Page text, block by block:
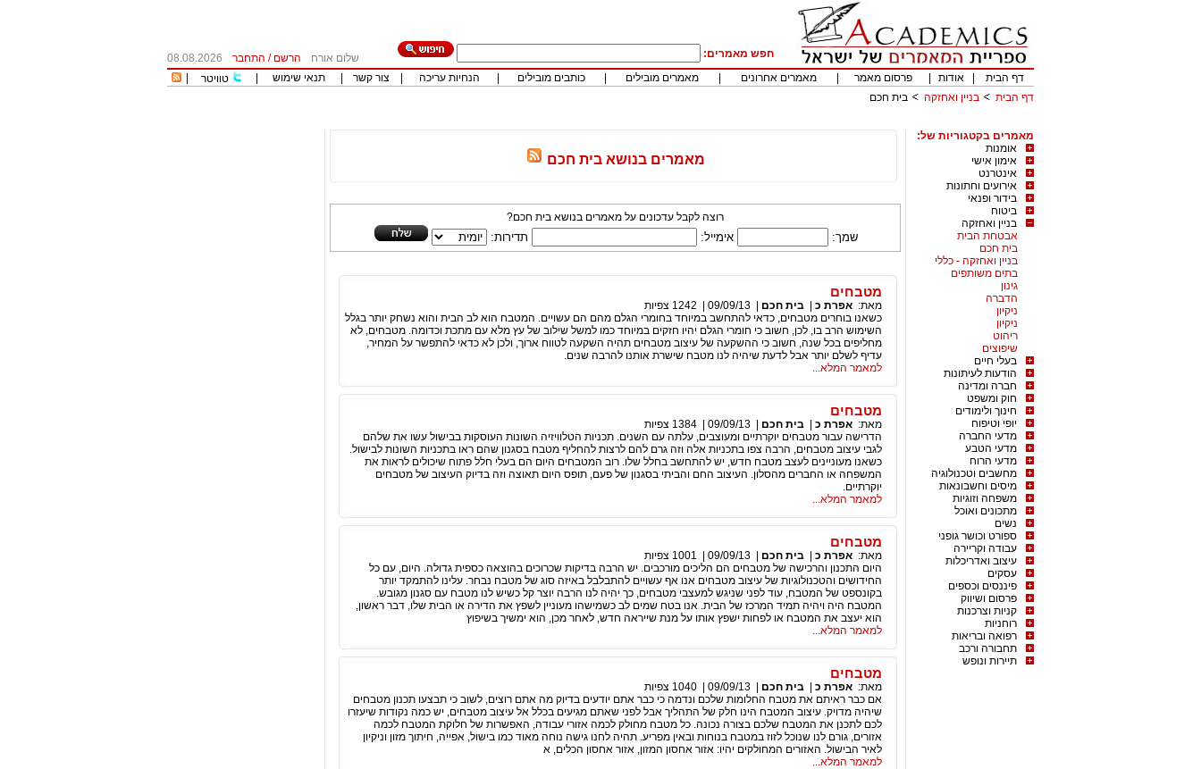
חפש מאמרים: שלום אורח הרשם / התחבר
08.08.2026
דף הבית
אודות פרסום מאמר מאמרים אחרונים מאמרים מובילים כותבים מובילים הנחיות עריכה צור קשר תנאי שימוש טוויטר
דף הבית
בניין ואחזקה בית חכם
מאמרים בקטגוריות של:
אומנות
אימון אישי
אינטרנט
אירועים וחתונות
בידור ופנאי
ביטוח
בניין ואחזקה
אבטחת הבית
בית חכם
בניין ואחזקה - כללי
בתים משותפים
גינון
הדברה
ניקיון
ניקיון
ריהוט
שיפוצים
בעלי חיים
הודעות לעיתונות
חברה ומדינה
חוק ומשפט
חינוך ולימודים
יופי וטיפוח
מדעי החברה
מדעי הטבע
מדעי הרוח
מחשבים וטכנולוגיה
מיסים וחשבונאות
משפחה וזוגיות
מתכונים ואוכל
נשים
ספורט וכושר גופני
עבודה וקריירה
עיצוב ואדריכלות
עסקים
פיננסים וכספים
פרסום ושיווק
קניות וצרכנות
רוחניות
רפואה ובריאות
תחבורה ורכב
תיירות ונופש
מאמרים בנושא בית חכם
רוצה לקבל עדכונים על מאמרים בנושא בית חכם?
שמך: אימייל: תדירות:
מטבחים
מאת: אפרת כ בית חכם 09/09/13
1242 צפיות
כשאנו בוחרים מטבחים, כדאי להתחשב במיוחד בחומרי הגלם מהם הם עשויים. המטבח הוא לב הבית והוא נשחק יותר בגלל
השימוש הרב בו, לכן, חשוב כי חומרי הגלם יהיו חזקים במיוחד כמו למשל שילוב של עץ מלא עם מתכת וכדומה. מטבחים, לא
מחליפים בכל שנה, חשוב כי ההשקעה של עיצוב מטבחים תהיה השקעה לטווח ארוך, ולכן לא כדאי להתפשר על המחיר,
עדיף לשלם יותר אבל לדעת שיהיה לנו מטבח שישרת אותנו להרבה שנים.
למאמר המלא...
מטבחים
מאת: אפרת כ בית חכם 09/09/13
1384 צפיות
הדרישה עבור מטבחים יוקרתיים ומעוצבים, עלתה עם השנים. תכניות הטלוויזיה השונות העוסקות בבישול עשו את שלהם
לגבי עיצוב מטבחים, הרבה צפו בתכניות אלה וזה גרם להם לרצות להחליף מטבח בסגנון שהם ראו בתכניות השונות לבישול.
כשאנו מעוניינים לעצב מטבח חדש, יש להתחשב בחלל שלו. רוב המטבחים היום הם בעלי חלל פתוח שיכולים לראות את
המשפחה או החברים מהסלון. העיצוב החם והביתי בסגנון של פעם, תופס היום תאוצה וזה בדיוק העיצוב של מטבחים
יוקרתיים.
למאמר המלא...
מטבחים
מאת: אפרת כ בית חכם 09/09/13
1001 צפיות
היום התכנון והרכישה של מטבחים הם הליכים מורכבים. יש הרבה בדיקות שכרוכים בהוצאה כספית גדולה. היום, עם כל
החידושים והטכנולוגיות של עיצוב מטבחים אנו אף עשויים להתבלבל באיזה סוג של מטבח נבחר. עלינו להתמקד יותר
בקונספט של המטבח, עוד לפני שניגש למעצבי מטבחים, כך יהיה לנו הרבה יוצר קל כשיש לנו מטבח עם סגנון מגובש.
המטבח היה ויהיה תמיד המרכז של הבית. אנו בטח שמים לב כשמישהו מעוניין לשפץ את הדירה או הבית שלו, דבר ראשון,
הוא יעצב את המטבח או לפחות ישפץ אותו על מנת שייראה חדש, לאחר מכן, הוא ימשיך בשיפוץ
למאמר המלא...
מטבחים
מאת: אפרת כ בית חכם 09/09/13
1040 צפיות
אם כבר ראיתם את מטבח החלומות שלכם ונדמה כי כבר אתם יודעים בדיוק מה אתם רוצים, לשוב כי תבצעו תכנון מטבחים
שיהיה מדויק. עיצוב המטבח הינו חלק של התהליך אבל לפני שאתם מגיעים בכלל אל עיצוב מטבחים, יש כמה נקודות שיעזרו
לכם לתכנן את המטבח שלכם בצורה נכונה. כל מטבח מחולק לכמה אזורי עבודה, האפשרות של חלוקת המטבח לכמה
אזורים, גורם לנו שנוכל לזוז במטבח בנוחות ובאין מפריע. תהיה לחנו גישה נוחה מאוד כמו בישול, אפייה, חיתוך מזון וניקיון
לאיר הבישול. האזורים המחולקים יהיו: אזור אחסון המזון, אזור אחסון הכלים, א
למאמר המלא...